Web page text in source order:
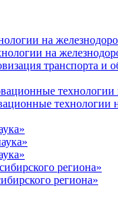
на
на
транспорта и
технологии
региона»
региона»